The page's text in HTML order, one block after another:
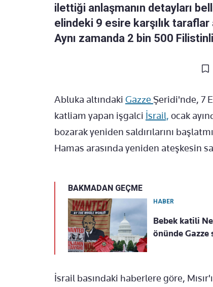
ilettiği anlaşmanın detayları
elindeki 9 esire karşılık
Aynı zamanda 2 bin 500
Abluka altındaki Gazze Şeridi'nde, 7
katliam yapan işgalci İsrail, ocak
bozarak yeniden saldırılarını
Hamas arasında yeniden ateşkesin
BAKMADAN GEÇME
HABER
Bebek katili
önünde Gazze
İsrail basındaki haberlere göre,